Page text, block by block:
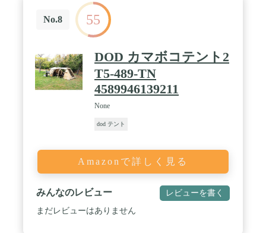
No.8 55
DOD カマボコテント2
T5-489-TN
4589946139211
None
dod テント
Amazonで詳しく見る
みんなのレビュー レビューを書く
まだレビューはありません